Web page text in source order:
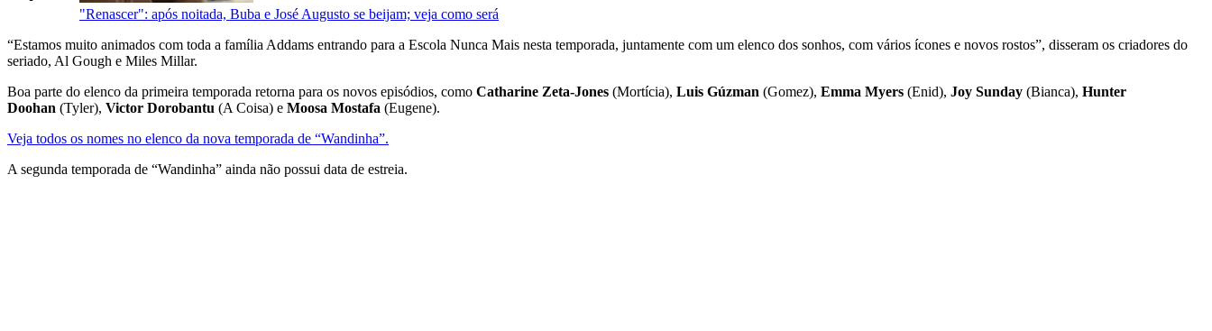
"Renascer": após noitada, Buba e José Augusto se beijam; veja como será
“Estamos muito animados com toda a família Addams entrando para a Escola Nunca Mais nesta temporada, juntamente com um elenco dos sonhos, com vários ícones e novos rostos”, disseram os criadores do
seriado, Al Gough e Miles Millar.
Boa parte do elenco da primeira temporada retorna para os novos episódios, como Catharine Zeta-Jones (Mortícia), Luis Gúzman (Gomez), Emma Myers (Enid), Joy Sunday (Bianca), Hunter
Doohan (Tyler), Victor Dorobantu (A Coisa) e Moosa Mostafa (Eugene).
Veja todos os nomes no elenco da nova temporada de “Wandinha”.
A segunda temporada de “Wandinha” ainda não possui data de estreia.